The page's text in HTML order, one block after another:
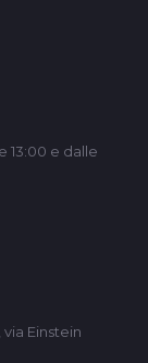
13:00 e dalle
Einstein